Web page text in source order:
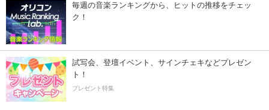
毎週の音楽ランキングから、ヒットの推移をチェッ
ク！
試写会、登壇イベント、サインチェキなどプレゼン
ト！
プレゼント特集